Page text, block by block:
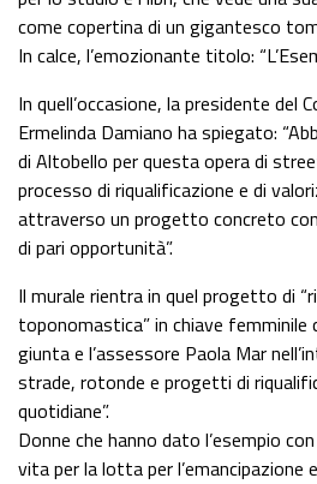
come copertina di un gigantesco
In calce, l’emozionante titolo:
In quell’occasione, la presidente del
Ermelinda Damiano ha spiegato:
di Altobello per questa opera di
processo di riqualificazione e di
attraverso un progetto concreto
di pari opportunità”.
Il murale rientra in quel progetto di
toponomastica” in chiave femminile
giunta e l’assessore Paola Mar
strade, rotonde e progetti di
quotidiane”.
Donne che hanno dato l’esempio
vita per la lotta per l’emancipazione